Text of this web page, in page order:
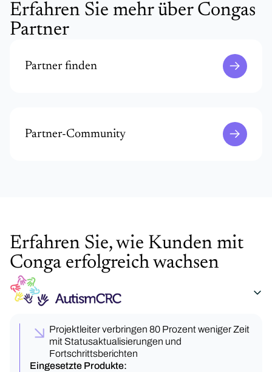
Erfahren Sie mehr über Congas
Partner
Partner finden
Partner-Community
Erfahren Sie, wie Kunden mit
Conga erfolgreich wachsen
Projektleiter verbringen 80 Prozent weniger Zeit
mit Statusaktualisierungen und
Fortschrittsberichten
Eingesetzte Produkte: